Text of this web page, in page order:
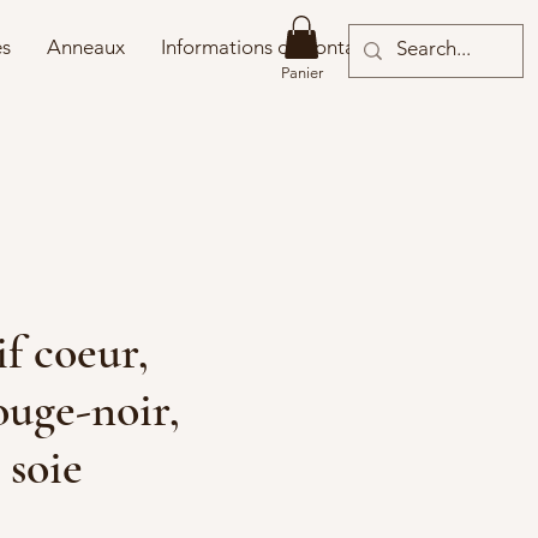
Anneaux Informations de contact
Panier
coeur,
noir,